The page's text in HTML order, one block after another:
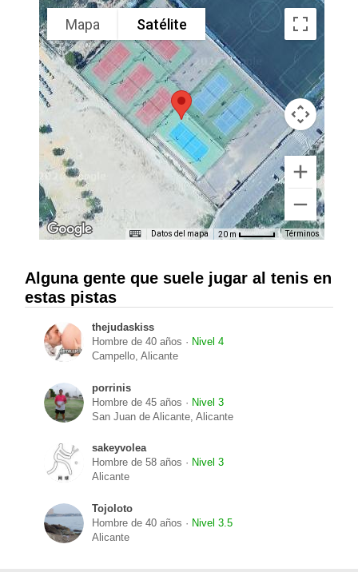
Mapa Satélite
Datos del mapa 20 m Términos
Alguna gente que suele jugar al tenis en
estas pistas
thejudaskiss
Hombre de 40 años · Nivel 4
Campello, Alicante
porrinis
Hombre de 45 años · Nivel 3
San Juan de Alicante, Alicante
sakeyvolea
Hombre de 58 años · Nivel 3
Alicante
Tojoloto
Hombre de 40 años · Nivel 3.5
Alicante